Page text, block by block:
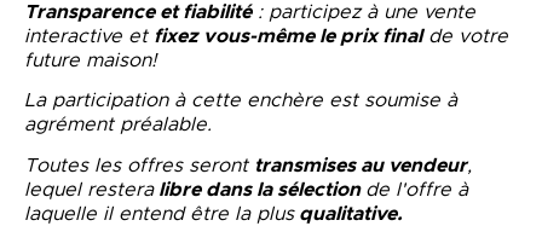
Transparence et fiabilité: participez à une vente
interactive et fixez vous-même le prix finalde votre
future maison!
La participation à cette enchère est soumise à
agrément préalable.
Toutes les offres seront transmises au vendeur,
lequel resteralibre dans la sélection de l'offre à
laquelle il entend être la plusqualitative.